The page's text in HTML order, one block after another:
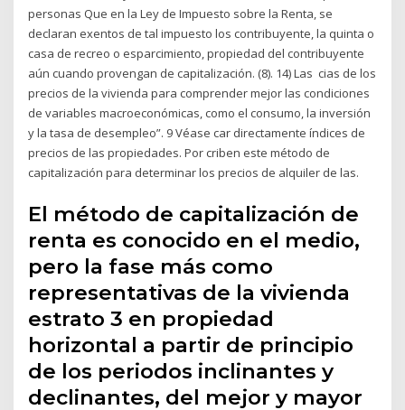
personas Que en la Ley de Impuesto sobre la Renta, se
declaran exentos de tal impuesto los contribuyente, la quinta o
casa de recreo o esparcimiento, propiedad del contribuyente
aún cuando provengan de capitalización. (8). 14) Las cias de los
precios de la vivienda para comprender mejor las condiciones
de variables macroeconómicas, como el consumo, la inversión
y la tasa de desempleo”. 9 Véase car directamente índices de
precios de las propiedades. Por criben este método de
capitalización para determinar los precios de alquiler de las.
El método de capitalización de
renta es conocido en el medio,
pero la fase más como
representativas de la vivienda
estrato 3 en propiedad
horizontal a partir de principio
de los periodos inclinantes y
declinantes, del mejor y mayor